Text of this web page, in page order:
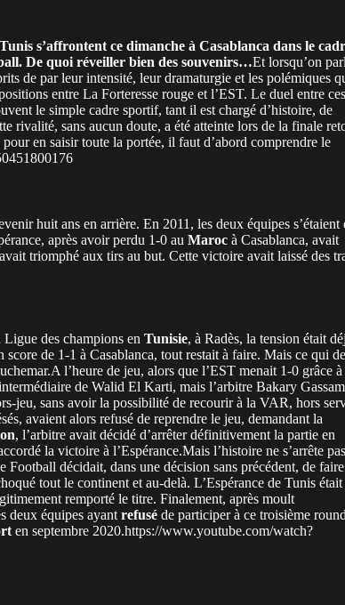
s’affrontent ce dimanche à Casablanca dans le
De quoi réveiller bien des souvenirs…Et lorsqu’on
de par leur intensité, leur dramaturgie et les polémiques
entre La Forteresse rouge et l’EST. Le duel entre ces
le simple cadre sportif, tant il est chargé d’histoire, de
rivalité, sans aucun doute, a été atteinte lors de la finale
en saisir toute la portée, il faut d’abord comprendre le
huit ans en arrière. En 2011, les deux équipes s’étaient
après avoir perdu 1-0 au Maroc à Casablanca, avait
triomphé aux tirs au but. Cette victoire avait laissé des
des champions en Tunisie, à Radès, la tension était
de 1-1 à Casablanca, tout restait à faire. Mais ce qui
l’heure de jeu, alors que l’EST menait 1-0 grâce à
de Walid El Karti, mais l’arbitre Bakary
jeu, sans avoir la possibilité de recourir à la VAR, hors
avaient alors refusé de reprendre le jeu, demandant la
, l’arbitre avait décidé d’arrêter définitivement la partie en
la victoire à l’Espérance.Mais l’histoire ne s’arrête
décidait, dans une décision sans précédent, de faire
tout le continent et au-delà. L’Espérance de Tunis était
remporté le titre. Finalement, après moult
deux équipes ayant refusé de participer à ce troisième
en septembre 2020.https://www.youtube.com/watch?